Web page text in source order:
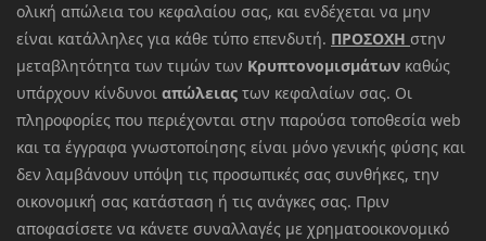
ολική απώλεια του κεφαλαίου σας, και ενδέχεται να μην
είναι κατάλληλες για κάθε τύπο επενδυτή. ΠΡΟΣΟΧΗ στην
μεταβλητότητα των τιμών των Κρυπτονομισμάτων καθώς
υπάρχουν κίνδυνοι απώλειας των κεφαλαίων σας. Οι
πληροφορίες που περιέχονται στην παρούσα τοποθεσία web
και τα έγγραφα γνωστοποίησης είναι μόνο γενικής φύσης και
δεν λαμβάνουν υπόψη τις προσωπικές σας συνθήκες, την
οικονομική σας κατάσταση ή τις ανάγκες σας. Πριν
αποφασίσετε να κάνετε συναλλαγές με χρηματοοικονομικό